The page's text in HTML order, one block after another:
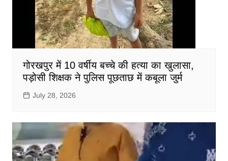
गोरखपुर में 10 वर्षीय बच्चे की हत्या का खुलासा,
पड़ोसी शिक्षक ने पुलिस पूछताछ में कबूला जुर्म
July 28, 2026